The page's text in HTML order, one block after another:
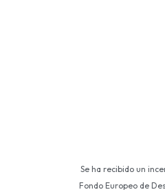
Se ha recibido un
Fondo Europeo de